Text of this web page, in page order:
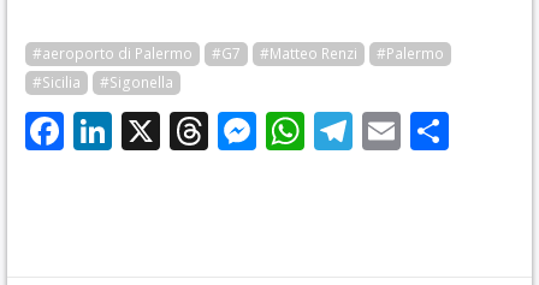
#aeroporto di Palermo #G7 #Matteo Renzi
#Palermo
#Sicilia
#Sigonella
Facebook
LinkedIn
X Threads
Messenger
WhatsApp
Telegram
Email